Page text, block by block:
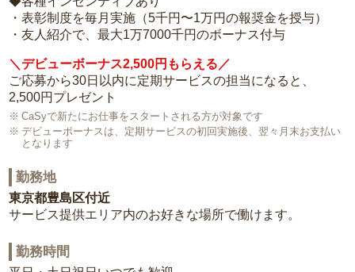
・表彰制度を毎月実施（5千円〜1万円の報奨金を授与）
・友人紹介で、最大1万7000千円のボーナス付与
＼デビューボーナス2,500円もらえる／
ご応募から30日以内に定期サービスの担当になると、
2,500円プレゼント
CaSyで新たにお仕事をスタートされる方が対象です
デビューボーナスは、定期サービスの初回実施後、翌々月末お支払い
となります
勤務地
東京都豊島区付近
サービス提供エリア内のお好きな場所で働けます。
勤務時間